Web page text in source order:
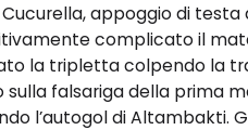
appoggio di
complicato il
la tripletta colpendo la
sulla falsariga della prima
l’autogol di Altambakti.